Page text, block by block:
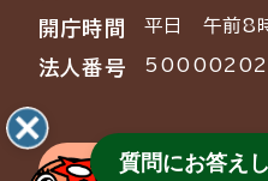
開庁時間 平日 午前8
法人番号
交通アクセス
質問にお答え